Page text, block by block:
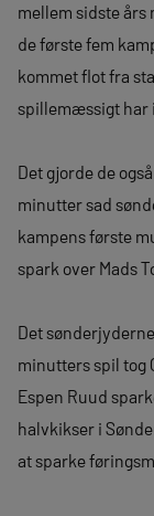
mellem sidste års
de første fem
kommet flot fra
spillemæssigt har
Det gjorde de
minutter sad
kampens første
spark over Mads
Det
minutters spil tog
Espen Ruud
halvkikser i
at sparke